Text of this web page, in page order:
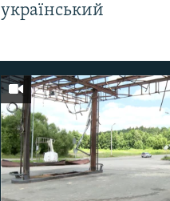
український